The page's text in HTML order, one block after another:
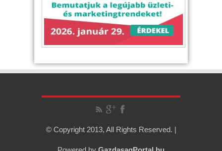
© Copyright 2013, All Rights Reserved. |